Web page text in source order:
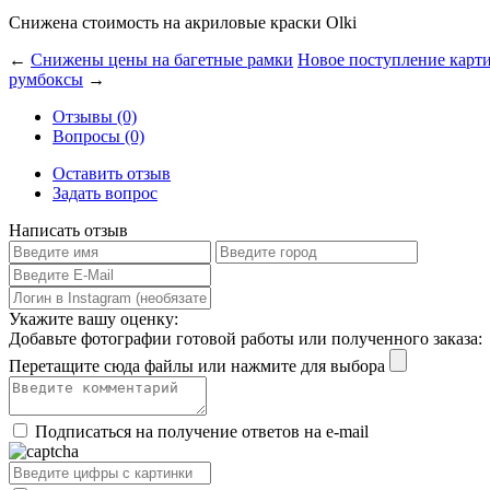
Снижена стоимость на акриловые краски Olki
← Снижены цены на багетные рамки Новое поступление
румбоксы →
Отзывы (0)
Вопросы (0)
Оставить отзыв
Задать вопрос
Написать отзыв
Укажите вашу оценку:
Добавьте фотографии готовой работы или полученного заказа:
Перетащите сюда файлы или нажмите для выбора
Подписаться на получение ответов на e-mail